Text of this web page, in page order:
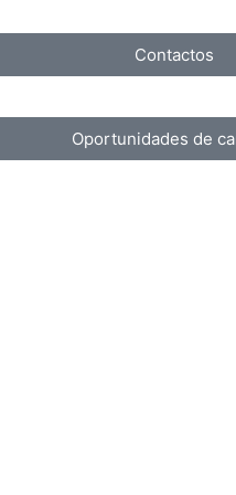
Contactos
Oportunidades de